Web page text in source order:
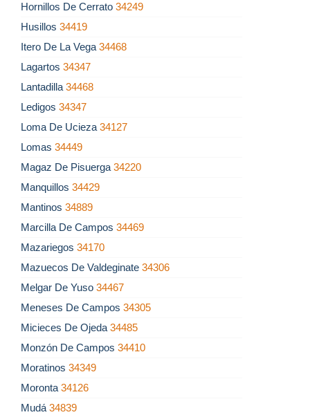
Hornillos De Cerrato 34249
Husillos 34419
Itero De La Vega 34468
Lagartos 34347
Lantadilla 34468
Ledigos 34347
Loma De Ucieza 34127
Lomas 34449
Magaz De Pisuerga 34220
Manquillos 34429
Mantinos 34889
Marcilla De Campos 34469
Mazariegos 34170
Mazuecos De Valdeginate 34306
Melgar De Yuso 34467
Meneses De Campos 34305
Micieces De Ojeda 34485
Monzón De Campos 34410
Moratinos 34349
Moronta 34126
Mudá 34839